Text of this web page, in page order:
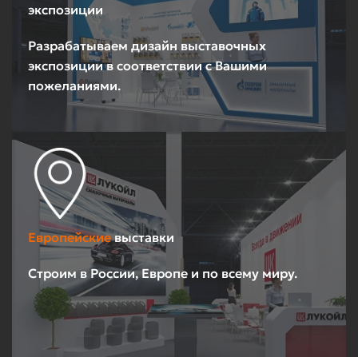
экспозиции
Разрабатываем дизайн выставочных
экспозиции в соответствии с Вашими
пожеланиями.
Европейскиевыставки
Строим в России, Европе и по всему миру.